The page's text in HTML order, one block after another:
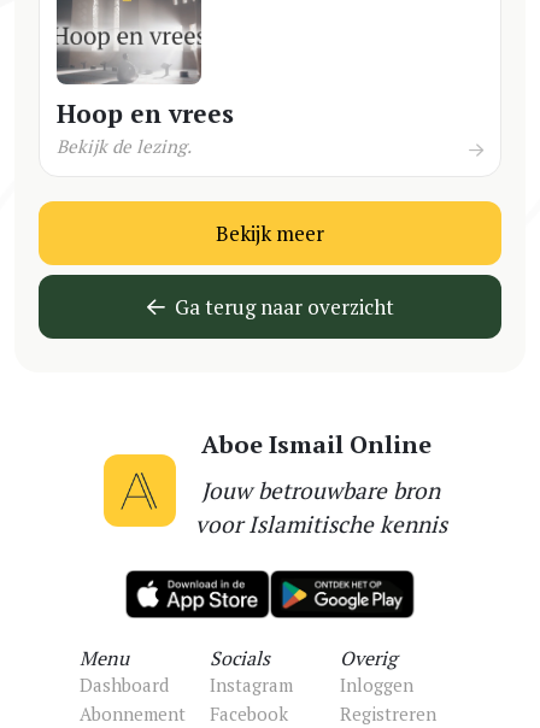
Hoop en vrees
Bekijk de lezing.
Bekijk meer
Ga terug naar overzicht
Aboe Ismail Online
Jouw betrouwbare bron
voor Islamitische kennis
Menu
Dashboard
Abonnement
Socials
Instagram
Facebook
Overig
Inloggen
Registreren